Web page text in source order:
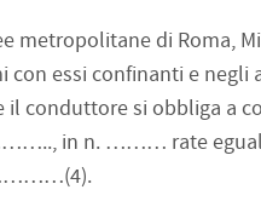
metropolitane di Roma,
con essi confinanti e
si obbliga a
in n. ……… rate